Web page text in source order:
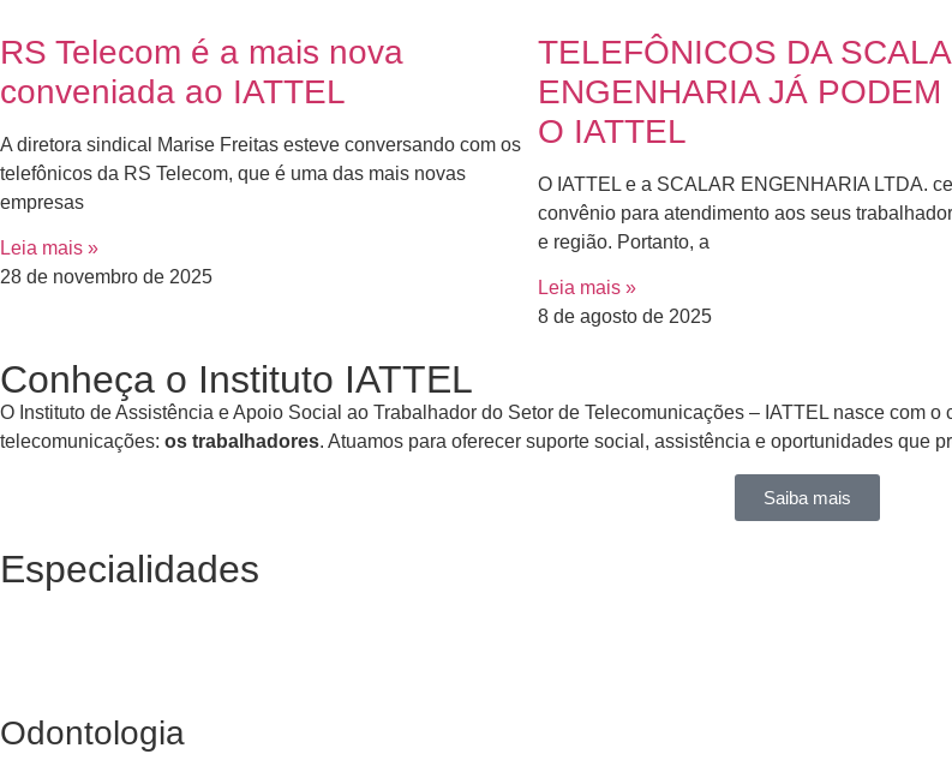
RS Telecom é a mais nova
conveniada ao IATTEL
A diretora sindical Marise Freitas esteve conversando com os
telefônicos da RS Telecom, que é uma das mais novas
empresas
Leia mais »
28 de novembro de 2025
TELEFÔNICOS DA
ENGENHARIA JÁ PODEM
O IATTEL
O IATTEL e a SCALAR ENGENHARIA LTDA.
convênio para atendimento aos seus
e região. Portanto, a
Leia mais »
8 de agosto de 2025
Conheça o Instituto IATTEL
O Instituto de Assistência e Apoio Social ao Trabalhador do Setor de Telecomunicações – IATTEL nasce com o
telecomunicações: os trabalhadores. Atuamos para oferecer suporte social, assistência e oportunidades que
Saiba mais
Especialidades
Odontologia